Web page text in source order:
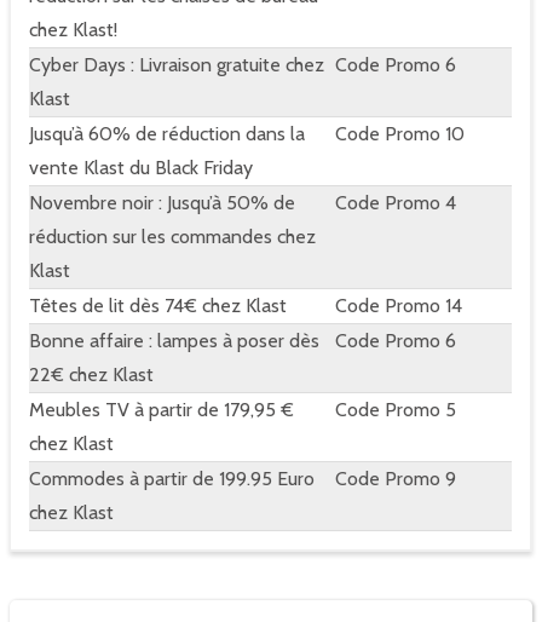
chez Klast!
Cyber Days : Livraison gratuite chez
Klast
Code Promo 6
Jusqu’à 60% de réduction dans la
vente Klast du Black Friday
Code Promo 10
Novembre noir : Jusqu’à 50% de
réduction sur les commandes chez
Klast
Code Promo 4
Têtes de lit dès 74€ chez Klast Code Promo 14
Bonne affaire : lampes à poser dès
22€ chez Klast
Code Promo 6
Meubles TV à partir de 179,95 €
chez Klast
Code Promo 5
Commodes à partir de 199.95 Euro
chez Klast
Code Promo 9